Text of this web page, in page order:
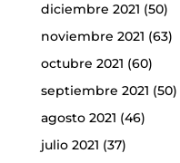
diciembre 2021 (50)
noviembre 2021 (63)
octubre 2021 (60)
septiembre 2021 (50)
agosto 2021 (46)
julio 2021 (37)